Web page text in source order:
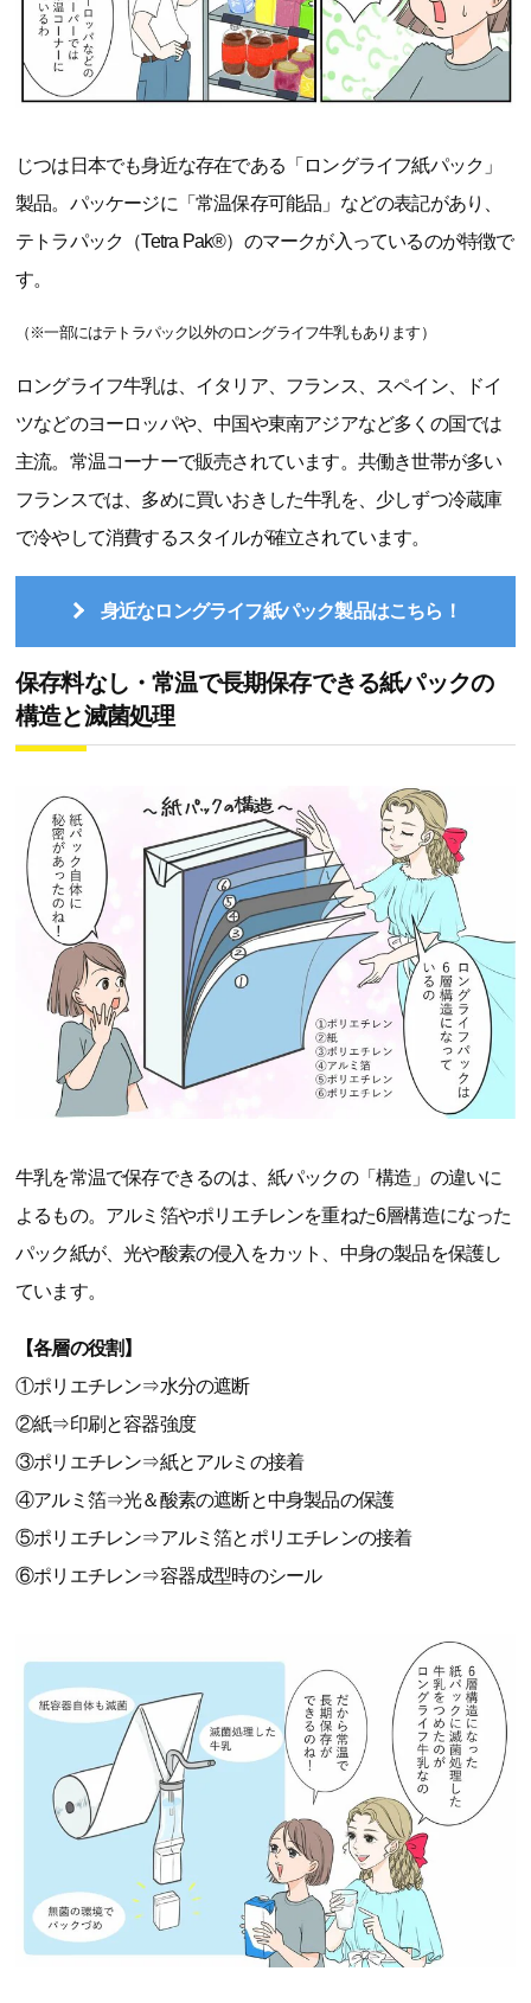
じつは日本でも身近な存在である「ロングライフ紙パック」
製品。パッケージに「常温保存可能品」などの表記があり、
テトラパック（Tetra Pak®）のマークが入っているのが特徴で
す。
（※一部にはテトラパック以外のロングライフ牛乳もあります）
ロングライフ牛乳は、イタリア、フランス、スペイン、ドイ
ツなどのヨーロッパや、中国や東南アジアなど多くの国では
主流。常温コーナーで販売されています。共働き世帯が多い
フランスでは、多めに買いおきした牛乳を、少しずつ冷蔵庫
で冷やして消費するスタイルが確立されています。
身近なロングライフ紙パック製品はこちら！
保存料なし・常温で長期保存できる紙パックの
構造と滅菌処理
牛乳を常温で保存できるのは、紙パックの「構造」の違いに
よるもの。アルミ箔やポリエチレンを重ねた6層構造になった
パック紙が、光や酸素の侵入をカット、中身の製品を保護し
ています。
【各層の役割】
①ポリエチレン⇒水分の遮断
②紙⇒印刷と容器強度
③ポリエチレン⇒紙とアルミの接着
④アルミ箔⇒光＆酸素の遮断と中身製品の保護
⑤ポリエチレン⇒アルミ箔とポリエチレンの接着
⑥ポリエチレン⇒容器成型時のシール